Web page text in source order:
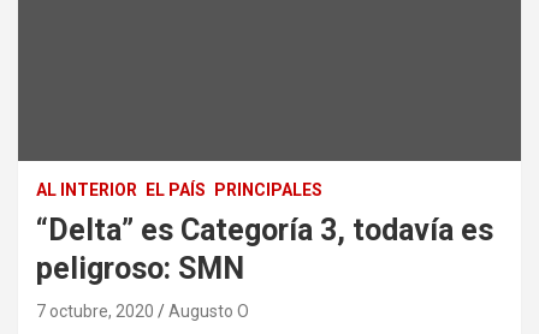
AL INTERIOR EL PAÍS PRINCIPALES
“Delta” es Categoría 3, todavía es
peligroso: SMN
7 octubre, 2020 Augusto O